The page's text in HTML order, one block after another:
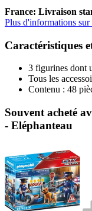
France: Livraison
Plus d'informations
Caractéristiques
3 figurines dont
Tous les
Contenu : 48
Souvent acheté
- Eléphanteau